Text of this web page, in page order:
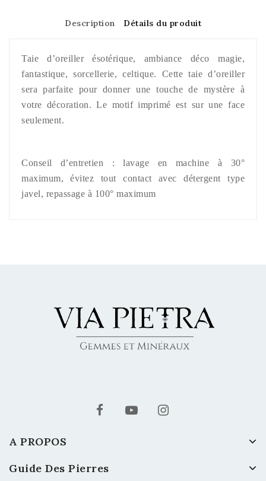
Description Détails du produit
Taie d’oreiller ésotérique, ambiance déco magie,
fantastique, sorcellerie, celtique. Cette taie d’oreiller
sera parfaite pour donner une touche de mystère à
votre décoration. Le motif imprimé est sur une face
seulement.
Conseil d’entretien : lavage en machine à 30°
maximum, évitez tout contact avec détergent type
javel, repassage à 100° maximum
A PROPOS
Guide Des Pierres